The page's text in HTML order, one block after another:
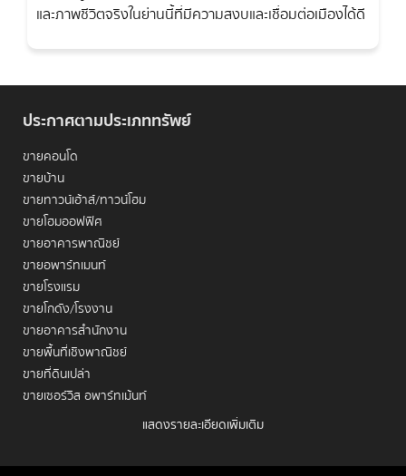
ลงทุนคอนโดทองหล่อบทความนี้จะพาคุณเจาะลึกทุกแง่มุม เพื่อให้
คุณเห็นภาพรวมและตัดสินใจได้อย่างมั่นใจ
1. ทำไมทองหล่อถึงเป็นทำเลศักยภาพสูง?
ทองหล่อโดดเด่นด้วยปัจจัยสำคัญที่ส่งเสริมการเติบโตของราคา
ที่ดินและคอนโดมิเนียมอย่างต่อเนื่อง ทำให้เป็นศูนย์รวมไลฟ์สไตล์
และธุรกิจชั้นนำ หากคุณต้องการทำความเข้าใจอย่างลึกซึ้งถึง
ศักยภาพที่แท้จริงของทำเลทองหล่อ
ของการลงทุนที่ประสบความสำเร็จ
คมนาคมไร้รอยต่อ:
เชื่อมโยงทุกเส้นทางได้อย่างง่ายดาย ใกล้
เข้าถึง CBD ได้รวดเร็ว รวมถึง Airport Rail Link และ
ทางด่วน ที่เชื่อมต่อทุกการเดินทางให้สะดวกสบายยิ่งขึ้น
ศูนย์กลางธุรกิจและแหล่งงาน:
สำนักงานและบริษัทชั้นนำ โดยเฉพาะกลุ่มธุรกิจบริการ สื่อ
และภาพชีวิตจริงในย่านนี้ที่มีความสงบและเชื่อมต่อเมืองได้ดี
ประกาศตามประเภททรัพย์
ขายคอนโด
ขายบ้าน
ขายทาวน์เฮ้าส์/ทาวน์โฮม
ขายโฮมออฟฟิศ
ขายอาคารพาณิชย์
ขายอพาร์ทเมนท์
ขายโรงแรม
ขายโกดัง/โรงงาน
ขายอาคารสำนักงาน
ขายพื้นที่เชิงพาณิชย์
ขายที่ดินเปล่า
ขายเซอร์วิส อพาร์ทเม้นท์
เช่าบ้าน
แสดงรายละเอียดเพิ่มเติม